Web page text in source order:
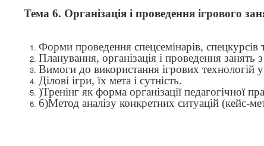
Тема 6. Організація і проведення ігрового
Форми проведення спецсемінарів, спецкурсів
Планування, організація і проведення занять
Вимоги до використання ігрових технологій
Ділові ігри, їх мета і сутність.
)Тренінг як форма організації педагогічної
6)Метод аналізу конкретних ситуацій (кейс-